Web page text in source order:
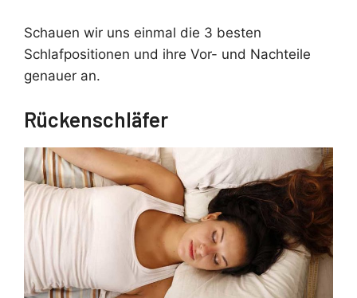
Schauen wir uns einmal die 3 besten
Schlafpositionen und ihre Vor- und Nachteile
genauer an.
Rückenschläfer